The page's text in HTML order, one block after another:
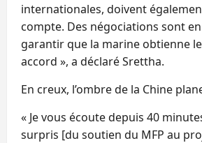
internationales, doivent
compte. Des négociations sont
garantir que la marine obtienne
accord », a déclaré Srettha.
En creux, l’ombre de la Chine
« Je vous écoute depuis 40
surpris [du soutien du MFP au